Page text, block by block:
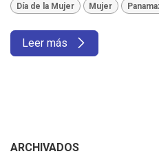
Día de la Mujer Mujer
Leer más
ARCHIVADOS